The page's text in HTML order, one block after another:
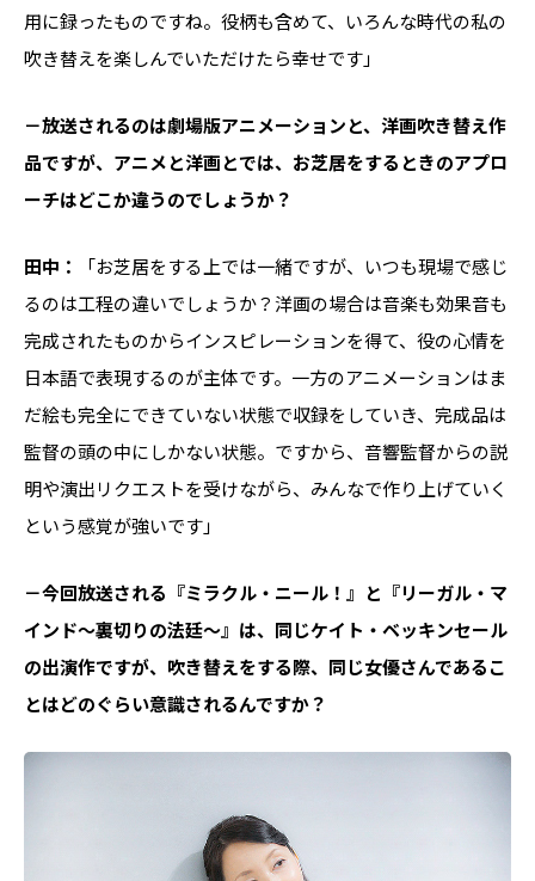
用に録ったものですね。役柄も含めて、いろんな時代の私の
吹き替えを楽しんでいただけたら幸せです」
－放送されるのは劇場版アニメーションと、洋画吹き替え作
品ですが、アニメと洋画とでは、お芝居をするときのアプロ
ーチはどこか違うのでしょうか？
田中：
「お芝居をする上では一緒ですが、いつも現場で感じ
るのは工程の違いでしょうか？洋画の場合は音楽も効果音も
完成されたものからインスピレーションを得て、役の心情を
日本語で表現するのが主体です。一方のアニメーションはま
だ絵も完全にできていない状態で収録をしていき、完成品は
監督の頭の中にしかない状態。ですから、音響監督からの説
明や演出リクエストを受けながら、みんなで作り上げていく
という感覚が強いです」
－今回放送される『ミラクル・ニール！』と『リーガル・マ
インド～裏切りの法廷～』は、同じケイト・ベッキンセール
の出演作ですが、吹き替えをする際、同じ女優さんであるこ
とはどのぐらい意識されるんですか？